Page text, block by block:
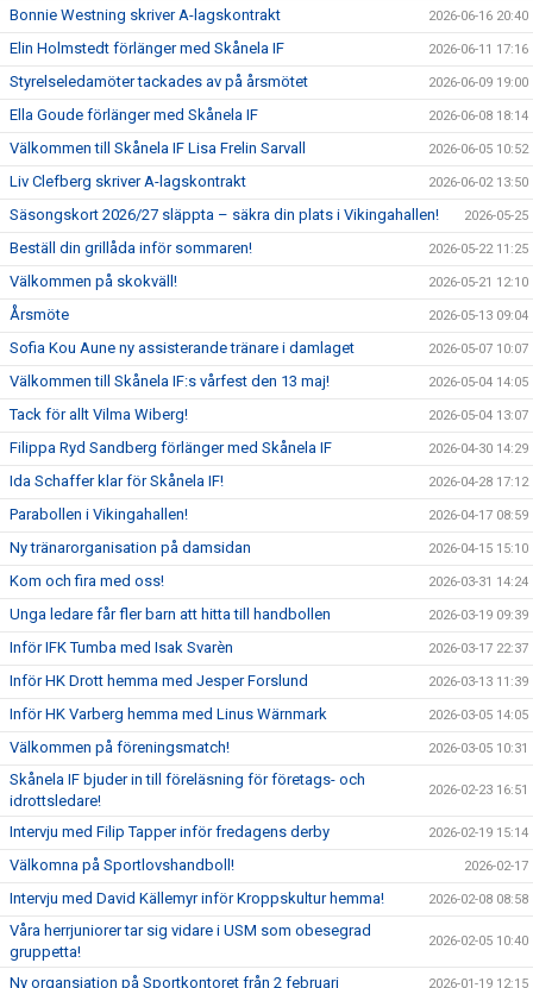
Bonnie Westning skriver A-lagskontrakt 2026-06-16 20:40
Elin Holmstedt förlänger med Skånela IF 2026-06-11 17:16
Styrelseledamöter tackades av på årsmötet 2026-06-09 19:00
Ella Goude förlänger med Skånela IF 2026-06-08 18:14
Välkommen till Skånela IF Lisa Frelin Sarvall 2026-06-05 10:52
Liv Clefberg skriver A-lagskontrakt 2026-06-02 13:50
Säsongskort 2026/27 släppta – säkra din plats i Vikingahallen! 2026-05-25
Beställ din grillåda inför sommaren! 2026-05-22 11:25
Välkommen på skokväll! 2026-05-21 12:10
Årsmöte 2026-05-13 09:04
Sofia Kou Aune ny assisterande tränare i damlaget 2026-05-07 10:07
Välkommen till Skånela IF:s vårfest den 13 maj! 2026-05-04 14:05
Tack för allt Vilma Wiberg! 2026-05-04 13:07
Filippa Ryd Sandberg förlänger med Skånela IF 2026-04-30 14:29
Ida Schaffer klar för Skånela IF! 2026-04-28 17:12
Parabollen i Vikingahallen! 2026-04-17 08:59
Ny tränarorganisation på damsidan 2026-04-15 15:10
Kom och fira med oss! 2026-03-31 14:24
Unga ledare får fler barn att hitta till handbollen 2026-03-19 09:39
Inför IFK Tumba med Isak Svarèn 2026-03-17 22:37
Inför HK Drott hemma med Jesper Forslund 2026-03-13 11:39
Inför HK Varberg hemma med Linus Wärnmark 2026-03-05 14:05
Välkommen på föreningsmatch! 2026-03-05 10:31
Skånela IF bjuder in till föreläsning för företags- och
idrottsledare!
2026-02-23 16:51
Intervju med Filip Tapper inför fredagens derby 2026-02-19 15:14
Välkomna på Sportlovshandboll! 2026-02-17
Intervju med David Källemyr inför Kroppskultur hemma! 2026-02-08 08:58
Våra herrjuniorer tar sig vidare i USM som obesegrad
gruppetta!
2026-02-05 10:40
Ny organsiation på Sportkontoret från 2 februari 2026-01-19 12:15